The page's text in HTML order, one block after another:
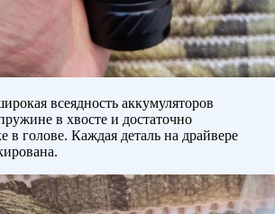
всеядность аккумуляторов
в хвосте и достаточно
в голове. Каждая деталь на драйвере